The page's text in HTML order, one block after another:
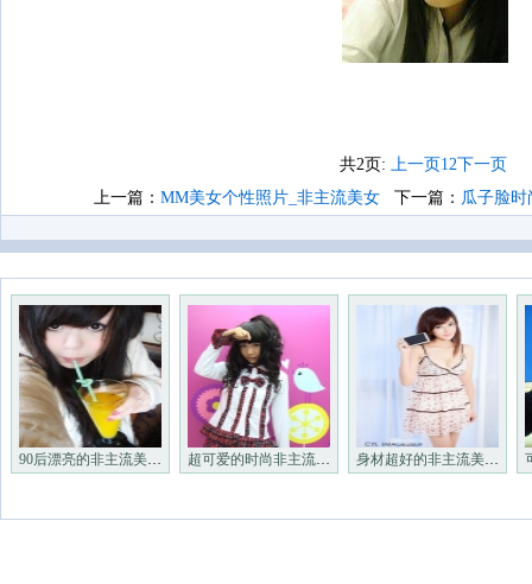
共2页: 上一页12下一页
上一篇： MM美女个性照片_非主流美女 下一篇： 瓜子脸
90后漂亮的非主流美眉_非主流 超可爱的时尚非主流小美女_非 身材超好的非主流美眉们_非主